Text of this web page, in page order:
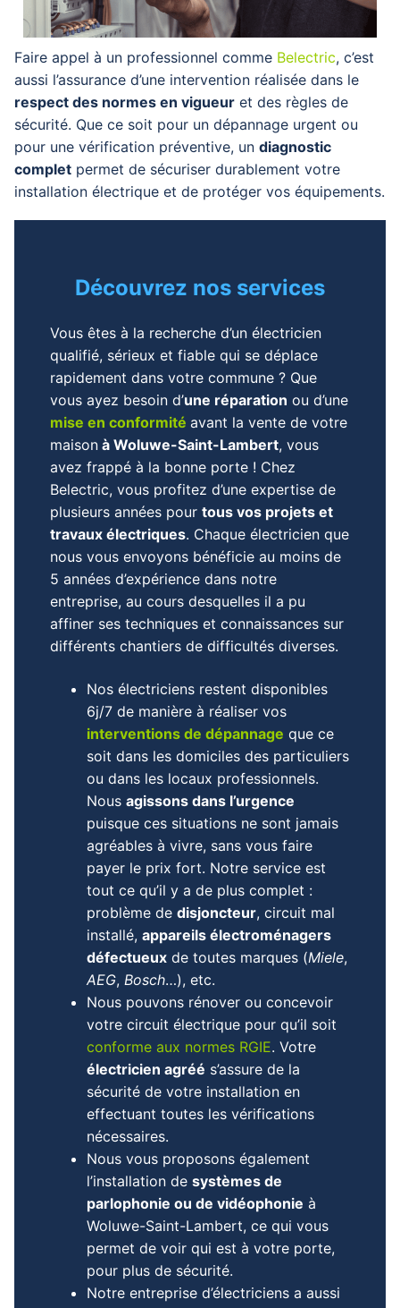
Faire appel à un professionnel comme Belectric, c’est
aussi l’assurance d’une intervention réalisée dans le
respect des normes en vigueur et des règles de
sécurité. Que ce soit pour un dépannage urgent ou
pour une vérification préventive, un diagnostic
complet permet de sécuriser durablement votre
installation électrique et de protéger vos équipements.
Découvrez nos services
Vous êtes à la recherche d’un électricien
qualifié, sérieux et fiable qui se déplace
rapidement dans votre commune ? Que
vous ayez besoin d’une réparation ou d’une
mise en conformité avant la vente de votre
maisonà Woluwe-Saint-Lambert, vous
avez frappé à la bonne porte ! Chez
Belectric, vous profitez d’une expertise de
plusieurs années pour tous vos projets et
travaux électriques. Chaque électricien que
nous vous envoyons bénéficie au moins de
5 années d’expérience dans notre
entreprise, au cours desquelles il a pu
affiner ses techniques et connaissances sur
différents chantiers de difficultés diverses.
Nos électriciens restent disponibles
6j/7 de manière à réaliser vos
interventions de dépannage que ce
soit dans les domiciles des particuliers
ou dans les locaux professionnels.
Nousagissons dans l’urgence
puisque ces situations ne sont jamais
agréables à vivre, sans vous faire
payer le prix fort. Notre service est
tout ce qu’il y a de plus complet :
problème dedisjoncteur, circuit mal
installé,appareils électroménagers
défectueux de toutes marques (Miele,
AEG, Bosch…), etc.
Nous pouvons rénover ou concevoir
votre circuit électrique pour qu’il soit
conforme aux normes RGIE. Votre
électricienagréé s’assure de la
sécurité de votre installation en
effectuant toutes les vérifications
nécessaires.
Nous vous proposons également
l’installation desystèmes de
parlophonie ou de vidéophonie à
Woluwe-Saint-Lambert, ce qui vous
permet de voir qui est à votre porte,
pour plus de sécurité.
Notre entreprise d’électriciens a aussi